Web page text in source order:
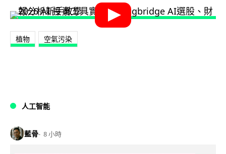
植物 空氣污染
人工智能
藍骨 8 小時